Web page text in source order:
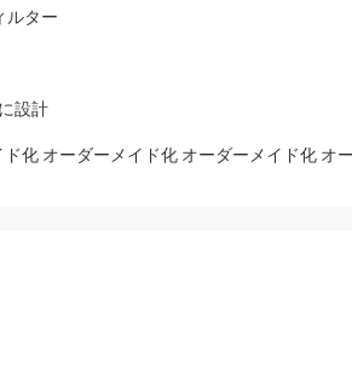
ルター
設計